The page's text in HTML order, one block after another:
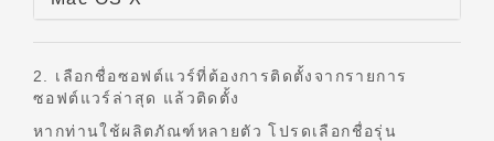
2. เลือกชื่อซอฟต์แวร์ที่ต้องการติดตั้งจากรายการ
ซอฟต์แวร์ล่าสุด แล้วติดตั้ง
หากท่านใช้ผลิตภัณฑ์หลายตัว โปรดเลือกชื่อรุ่น